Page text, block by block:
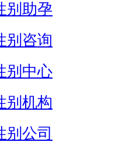
别助孕
别咨询
别中心
别机构
别公司